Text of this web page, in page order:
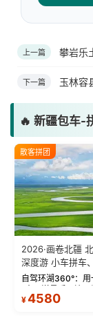
上一篇 攀岩乐
下一篇 玉林容
🔥 新疆包车-
散客拼团
2026·画卷北疆
深度游 小车拼车
物！
自驾环湖360°：
“大西洋最后一滴
蓝。 赛湖旅拍：甄
¥4580